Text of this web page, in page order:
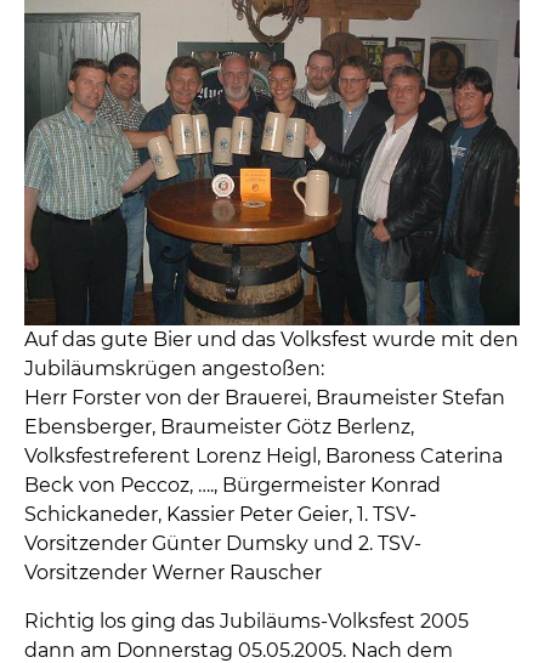
Auf das gute Bier und das Volksfest wurde mit den
Jubiläumskrügen angestoßen:
Herr Forster von der Brauerei, Braumeister Stefan
Ebensberger, Braumeister Götz Berlenz,
Volksfestreferent Lorenz Heigl, Baroness Caterina
Beck von Peccoz, …., Bürgermeister Konrad
Schickaneder, Kassier Peter Geier, 1. TSV-
Vorsitzender Günter Dumsky und 2. TSV-
Vorsitzender Werner Rauscher
Richtig los ging das Jubiläums-Volksfest 2005
dann am Donnerstag 05.05.2005. Nach dem